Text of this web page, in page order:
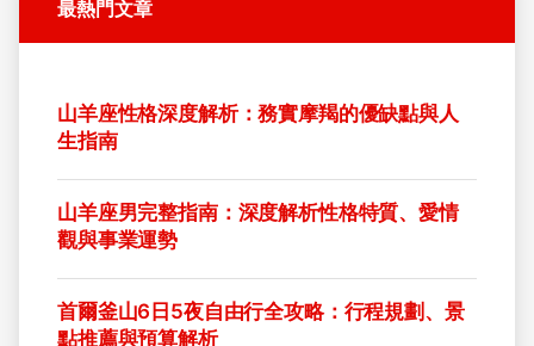
最熱門文章
山羊座性格深度解析：務實摩羯的優缺點與人
生指南
山羊座男完整指南：深度解析性格特質、愛情
觀與事業運勢
首爾釜山6日5夜自由行全攻略：行程規劃、景
點推薦與預算解析